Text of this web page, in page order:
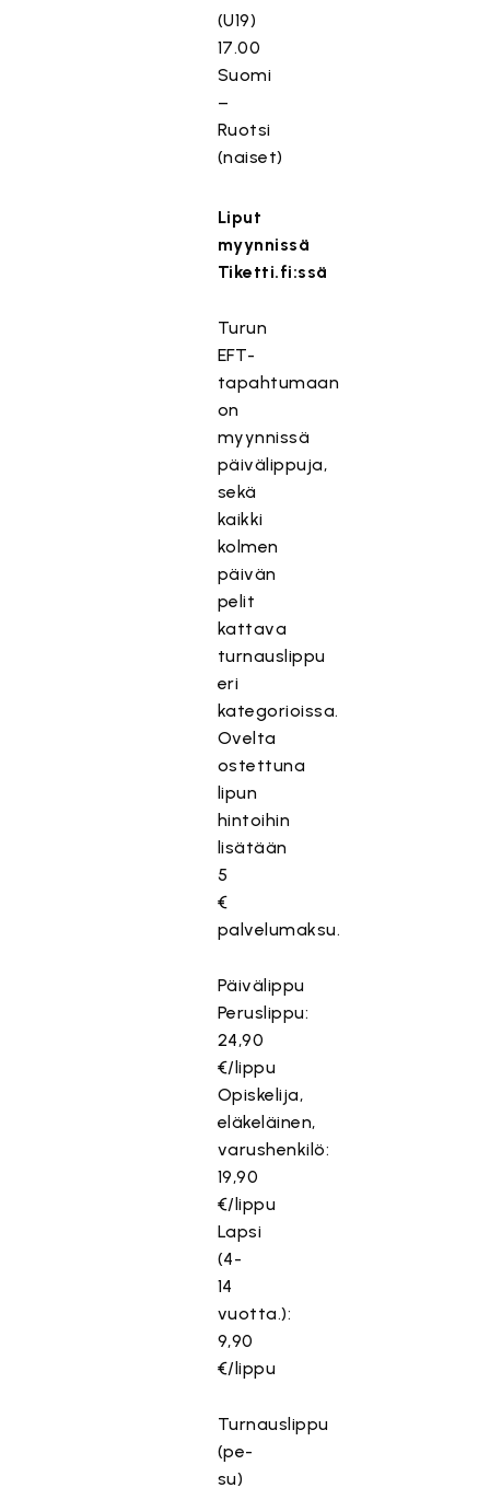
(U19)
17.00
Suomi
–
Ruotsi
(naiset)
Liput
myynnissä
Tiketti.fi:ssä
Turun
EFT-
tapahtumaan
on
myynnissä
päivälippuja,
sekä
kaikki
kolmen
päivän
pelit
kattava
turnauslippu
eri
kategorioissa.
Ovelta
ostettuna
lipun
hintoihin
lisätään
5
€
palvelumaksu.
Päivälippu
Peruslippu:
24,90
€/lippu
Opiskelija,
eläkeläinen,
varushenkilö:
19,90
€/lippu
Lapsi
(4-
14
vuotta.):
9,90
€/lippu
Turnauslippu
(pe-
su)